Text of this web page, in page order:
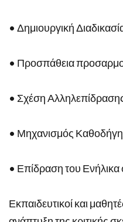
• Δημιουργική
• Προσπάθεια
• Σχέση
• Μηχανισμός
• Επίδραση του Ενήλικα
Εκπαιδευτικοί και